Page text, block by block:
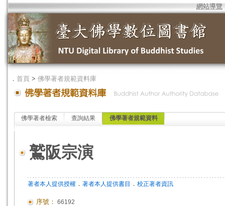
網站導覽
． 首頁 > 佛學著者規範資料庫
佛學著者檢索 查詢結果 佛學著者規範資料
鷲阪宗演
著者本人提供授權 ． 著者本人提供書目 ． 校正著者資訊
序號： 66192